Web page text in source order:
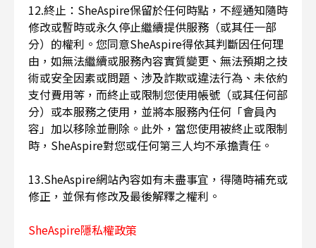
12.終止：SheAspire保留於任何時點，不經通知隨時
修改或暫時或永久停止繼續提供服務（或其任一部
分）的權利。您同意SheAspire得依其判斷因任何理
由，如無法繼續或服務內容實質變更、無法預期之技
術或安全因素或問題、涉及詐欺或違法行為、未依約
支付費用等，而終止或限制您使用帳號（或其任何部
分）或本服務之使用，並將本服務內任何「會員內
容」加以移除並刪除。此外，當您使用被終止或限制
時，SheAspire對您或任何第三人均不承擔責任。
13.SheAspire網站內容如有未盡事宜，得隨時補充或
修正，並保有修改及最後解釋之權利。
SheAspire隱私權政策